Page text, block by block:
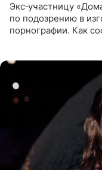
Экс‑участницу
по подозрению в
порнографии. Как